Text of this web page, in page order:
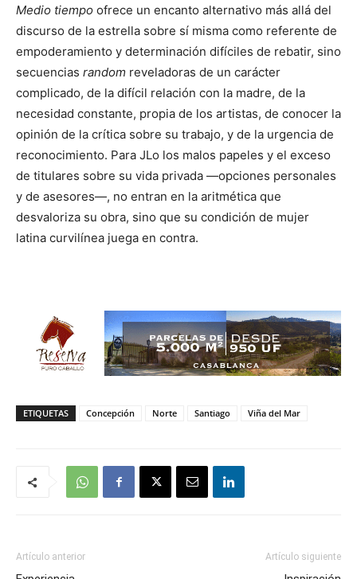
Medio tiempo ofrece un encanto alternativo más allá del
discurso de la estrella sobre sí misma como referente de
empoderamiento y determinación difíciles de rebatir, sino
secuencias random reveladoras de un carácter
complicado, de la difícil relación con la madre, de la
necesidad constante, propia de los artistas, de conocer la
opinión de la crítica sobre su trabajo, y de la urgencia de
reconocimiento. Para JLo los malos papeles y el exceso
de titulares sobre su vida privada —opciones personales
y de asesores—, no entran en la aritmética que
desvaloriza su obra, sino que su condición de mujer
latina curvilínea juega en contra.
ETIQUETAS Concepción Norte Santiago Viña del Mar
Artículo anterior Artículo siguiente